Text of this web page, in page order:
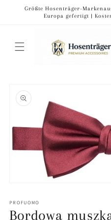
Przejdź
do treści
Größte Hosenträger-
Europa gefertigt |
przejść do
informacji
produkcie
1
oknie
PROFUOMO
Bordowa